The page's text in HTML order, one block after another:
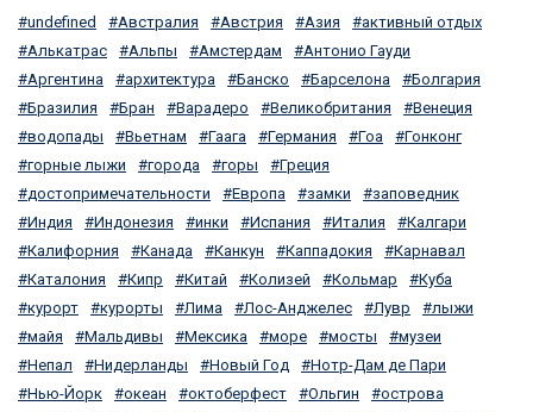
undefined Австралия Австрия Азия
активный отдых
Алькатрас
Альпы Амстердам
Антонио Гауди
Аргентина
архитектура Банско Барселона
Болгария
Бразилия
Бран Варадеро Великобритания
Венеция
водопады
Вьетнам Гаага Германия Гоа
Гонконг
горные лыжи
города горы
Греция
достопримечательности
Европа замки
заповедник
Индия
Индонезия инки Испания Италия
Калгари
Калифорния
Канада Канкун Каппадокия
Карнавал
Каталония
Кипр Китай Колизей Кольмар
Куба
курорт
курорты Лима Лос-Анджелес Лувр
лыжи
майя
Мальдивы Мексика море мосты
музеи
Непал
Нидерланды Новый Год
Нотр-Дам де Пари
Нью-Йорк
океан октоберфест Ольгин
острова